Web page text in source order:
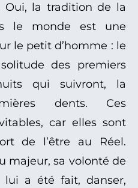
Oui, la tradition de la
le monde est une
le petit d’homme : le
des premiers
qui suivront, la
dents. Ces
car elles sont
de l’être au Réel.
majeur, sa volonté de
a été fait, danser,